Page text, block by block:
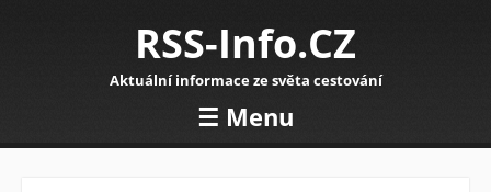
RSS-Info.CZ
Aktuální informace ze světa cestování
☰ Menu
Skip to content